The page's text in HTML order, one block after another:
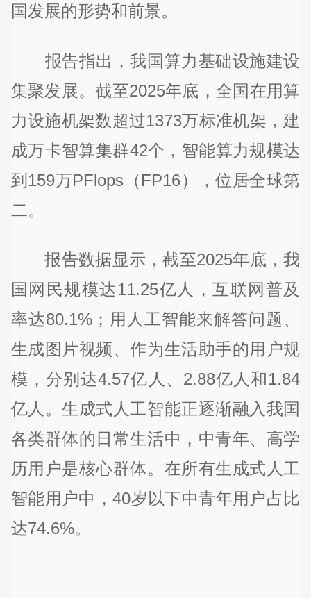
国发展的形势和前景。
报告指出，我国算力基础设施建设
集聚发展。截至2025年底，全国在用算
力设施机架数超过1373万标准机架，建
成万卡智算集群42个，智能算力规模达
到159万PFlops（FP16），位居全球第
二。
报告数据显示，截至2025年底，我
国网民规模达11.25亿人，互联网普及
率达80.1%；用人工智能来解答问题、
生成图片视频、作为生活助手的用户规
模，分别达4.57亿人、2.88亿人和1.84
亿人。生成式人工智能正逐渐融入我国
各类群体的日常生活中，中青年、高学
历用户是核心群体。在所有生成式人工
智能用户中，40岁以下中青年用户占比
达74.6%。